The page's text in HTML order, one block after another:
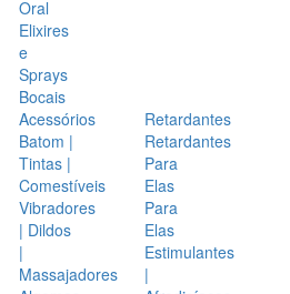
Oral
Elixires
e
Sprays
Bocais
Acessórios
Batom |
Tintas |
Comestíveis
Vibradores
| Dildos
|
Massajadores
Retardantes
Retardantes
Para
Elas
Para
Elas
Estimulantes
|